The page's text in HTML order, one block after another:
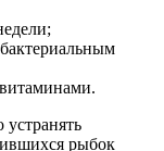
рыбок